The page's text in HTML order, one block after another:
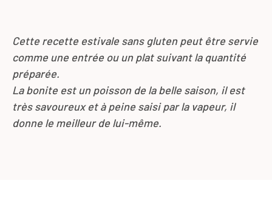
Cette recette estivale sans gluten peut être servie
comme une entrée ou un plat suivant la quantité
préparée.
La bonite est un poisson de la belle saison, il est
très savoureux et à peine saisi par la vapeur, il
donne le meilleur de lui-même.